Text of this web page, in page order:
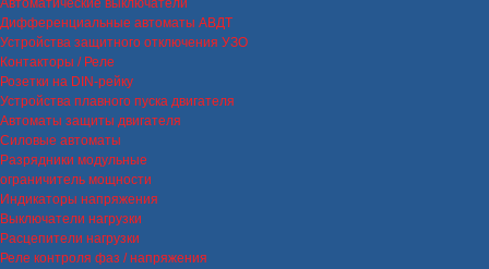
Автоматические выключатели
Дифференциальные автоматы АВДТ
Устройства защитного отключения УЗО
Контакторы / Реле
Розетки на DIN-рейку
Устройства плавного пуска двигателя
Автоматы защиты двигателя
Силовые автоматы
Разрядники модульные
ограничитель мощности
Индикаторы напряжения
Выключатели нагрузки
Расцепители нагрузки
Реле контроля фаз / напряжения